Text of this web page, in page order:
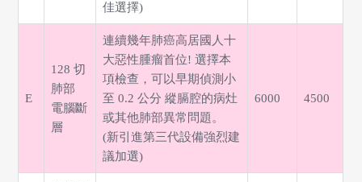
佳選擇)
E
128 切
肺部
電腦斷
層
連續幾年肺癌高居國人十
大惡性腫瘤首位! 選擇本
項檢查，可以早期偵測小
至 0.2 公分 縱膈腔的病灶
或其他肺部異常問題。
(新引進第三代設備強烈建
議加選)
6000 4500